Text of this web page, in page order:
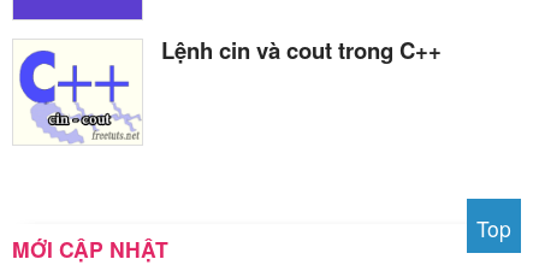
Lệnh cin và cout trong C++
MỚI CẬP NHẬT
Top